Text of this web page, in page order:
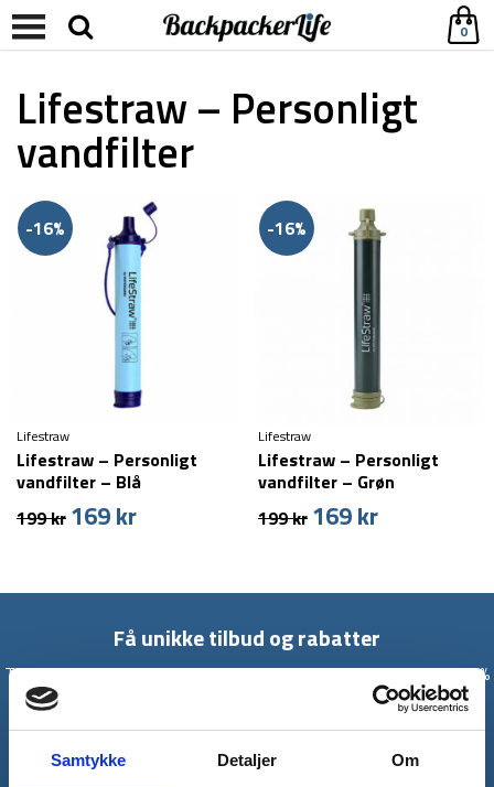
Samtykke Detaljer Om
0
Lifestraw – Personligt
vandfilter
-16%
Lifestraw
Lifestraw – Personligt
vandfilter – Blå
199kr Den
var:
169krDen
er:
-16%
Lifestraw
Lifestraw – Personligt
vandfilter – Grøn
199kr Den
var:
169krDen
er:
Få unikke tilbud og rabatter
Tilmeld dig vores nyhedsbrev og modtag med det samme en 10%
Tilmeld